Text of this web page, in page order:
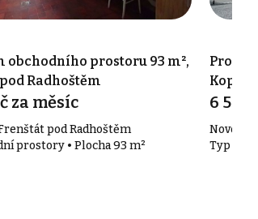
obchodního prostoru 93 m²,
Radhoštěm
za měsíc
pod Radhoštěm
prostory • Plocha 93 m²
6 500
Nové
Typ